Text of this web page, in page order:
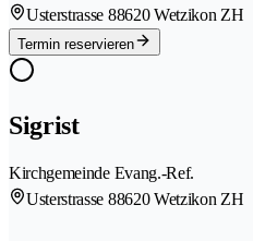
Usterstrasse 88620 Wetzikon ZH
Termin reservieren
Sigrist
Kirchgemeinde Evang.-Ref.
Usterstrasse 88620 Wetzikon ZH